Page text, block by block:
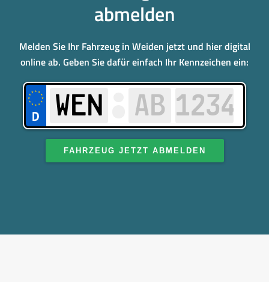
abmelden
Melden Sie Ihr Fahrzeug in Weiden jetzt und hier digital
online ab. Geben Sie dafür einfach Ihr Kennzeichen ein:
FAHRZEUG JETZT ABMELDEN